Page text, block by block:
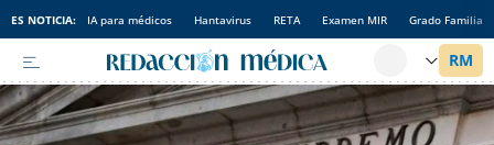
ES NOTICIA: IA para médicos Hantavirus RETA Examen MIR Grado Familia